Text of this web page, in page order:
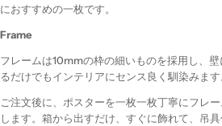
におすすめの一枚です。
Frame
フレームは10mmの枠の細いものを採用し、
るだけでもインテリアにセンス良く馴染みます
ご注文後に、ポスターを一枚一枚丁寧にフレ
します。箱から出すだけ、すぐに飾れて、吊